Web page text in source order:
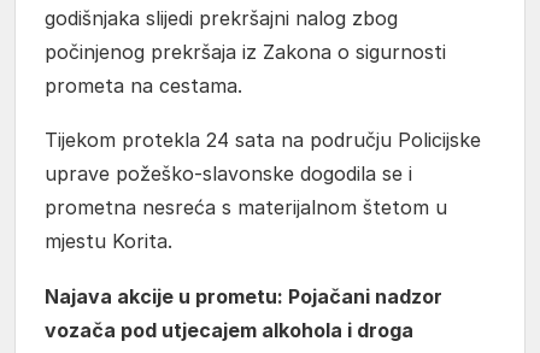
godišnjaka slijedi prekršajni nalog zbog
počinjenog prekršaja iz Zakona o sigurnosti
prometa na cestama.
Tijekom protekla 24 sata na području Policijske
uprave požeško-slavonske dogodila se i
prometna nesreća s materijalnom štetom u
mjestu Korita.
Najava akcije u prometu: Pojačani nadzor
vozača pod utjecajem alkohola i droga